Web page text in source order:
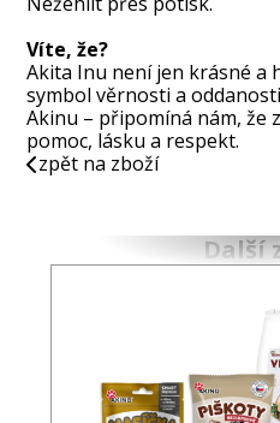
Víte, že?
Akita Inu není jen krásné a
symbol věrnosti a
Akinu – připomíná nám, že
pomoc, lásku a respekt.
zpět na zboží
Další